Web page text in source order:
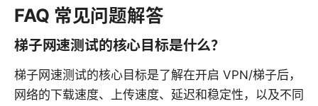
FAQ 常见问题解答
梯子网速测试的核心目标是什么？
梯子网速测试的核心目标是了解在开启 VPN/梯子后，
网络的下载速度、上传速度、延迟和稳定性，以及不同